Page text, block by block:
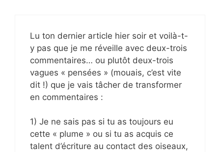
Lu ton dernier article hier soir et voilà-t-
y pas que je me réveille avec deux-trois
commentaires… ou plutôt deux-trois
vagues « pensées » (mouais, c’est vite
dit !) que je vais tâcher de transformer
en commentaires :
1) Je ne sais pas si tu as toujours eu
cette « plume » ou si tu as acquis ce
talent d’écriture au contact des oiseaux,